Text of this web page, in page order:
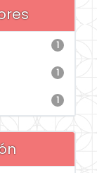
1
1
1